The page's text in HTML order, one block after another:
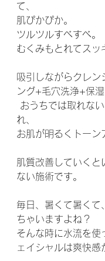
て、
肌ぴかぴか。
ツルツルすべすべ。
むくみもとれてスッ
吸引しながらクレン
ング+毛穴洗浄+保湿
れ、
お肌が明るくトーン
肌質改善していくと
ない施術です。
毎日、暑くて暑くて
ちゃいますよね？
そんな時に水流を使
ェイシャルは爽快感